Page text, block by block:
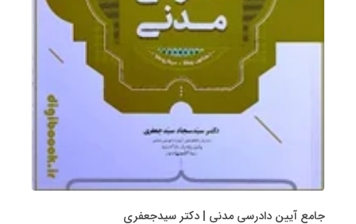
جامع آیین دادرسی مدنی | دکتر سیدجعفری